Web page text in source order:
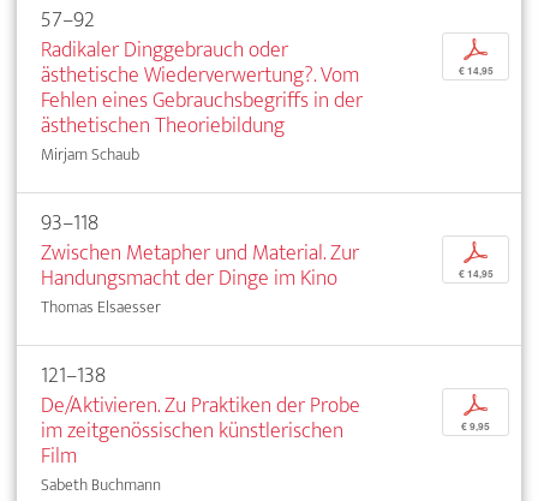
57–92
Radikaler Dinggebrauch oder
ästhetische Wiederverwertung?. Vom
Fehlen eines Gebrauchsbegriffs in der
ästhetischen Theoriebildung
Mirjam Schaub
p
€ 14,95
93–118
Zwischen Metapher und Material. Zur
Handungsmacht der Dinge im Kino
Thomas Elsaesser
p
€ 14,95
121–138
De/Aktivieren. Zu Praktiken der Probe
im zeitgenössischen künstlerischen
Film
Sabeth Buchmann
p
€ 9,95